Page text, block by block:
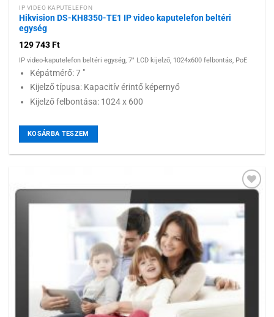
IP VIDEO KAPUTELEFON
Hikvision DS-KH8350-TE1 IP video kaputelefon beltéri
egység
129 743Ft
IP video-kaputelefon beltéri egység, 7" LCD kijelző, 1024x600 felbontás, PoE
Képátmérő: 7 "
Kijelző típusa: Kapacitív érintő képernyő
Kijelző felbontása: 1024 x 600
KOSÁRBA TESZEM
Hozzáadás a